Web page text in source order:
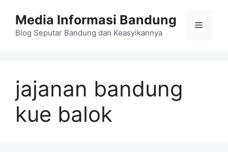
Media Informasi Bandung
Blog Seputar Bandung dan Keasyikannya
Menu
jajanan bandung
kue balok